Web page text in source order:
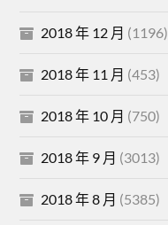
2018 年 12 月 (1196)
2018 年 11 月 (453)
2018 年 10 月 (750)
2018 年 9 月 (3013)
2018 年 8 月 (5385)